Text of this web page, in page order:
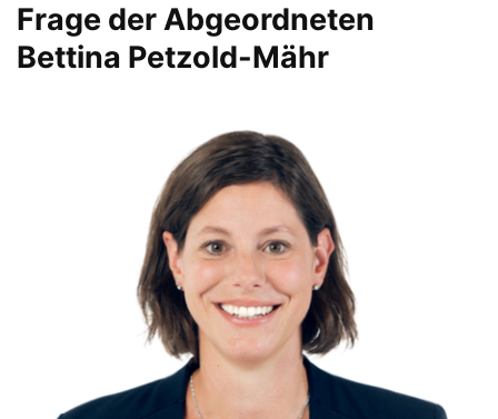
Frage der Abgeordneten
Bettina Petzold-Mähr